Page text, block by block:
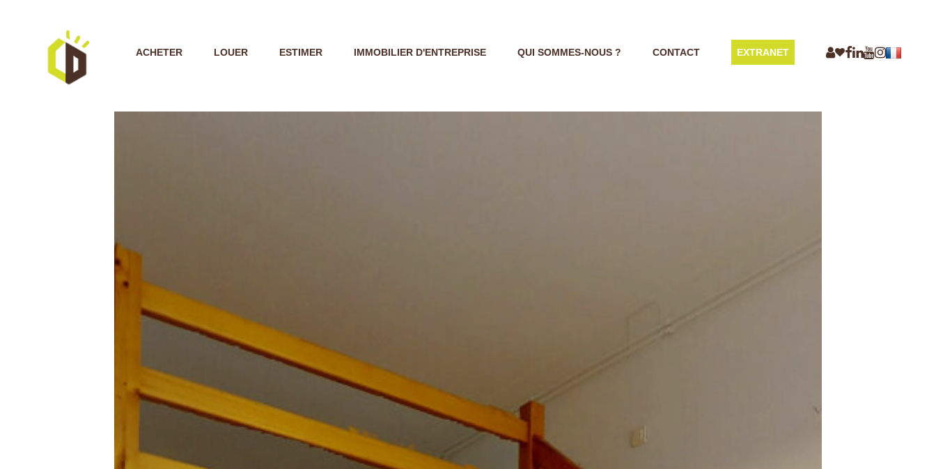
ACHETER LOUER ESTIMER IMMOBILIER D'ENTREPRISE QUI SOMMES-NOUS ? CONTACT EXTRANET